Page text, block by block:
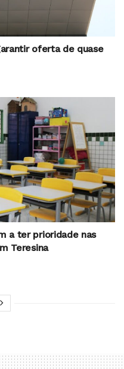
oferta de quase
a ter prioridade nas
Teresina